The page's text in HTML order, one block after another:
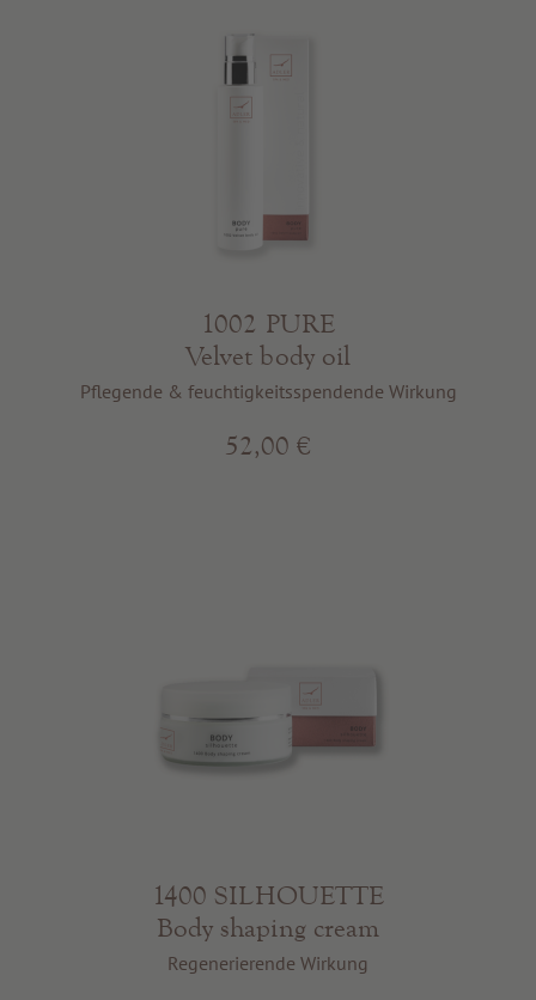
1002 PURE
Velvet body oil
Pflegende & feuchtigkeitsspendende Wirkung
52,00 €
1400 SILHOUETTE
Body shaping cream
Regenerierende Wirkung